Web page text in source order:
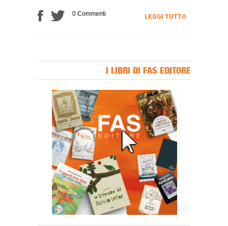
0 Commenti LEGGI TUTTO
I LIBRI DI FAS EDITORE